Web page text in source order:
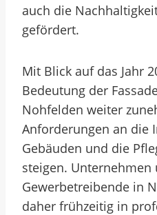
auch die
gefördert.
Mit Blick auf das Jahr
Bedeutung der
Nohfelden weiter
Anforderungen an die
Gebäuden und die
steigen. Unternehmen
Gewerbetreibende in
daher frühzeitig in